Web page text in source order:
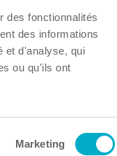
des fonctionnalités
des informations
et d'analyse, qui
ou qu'ils ont
Marketing